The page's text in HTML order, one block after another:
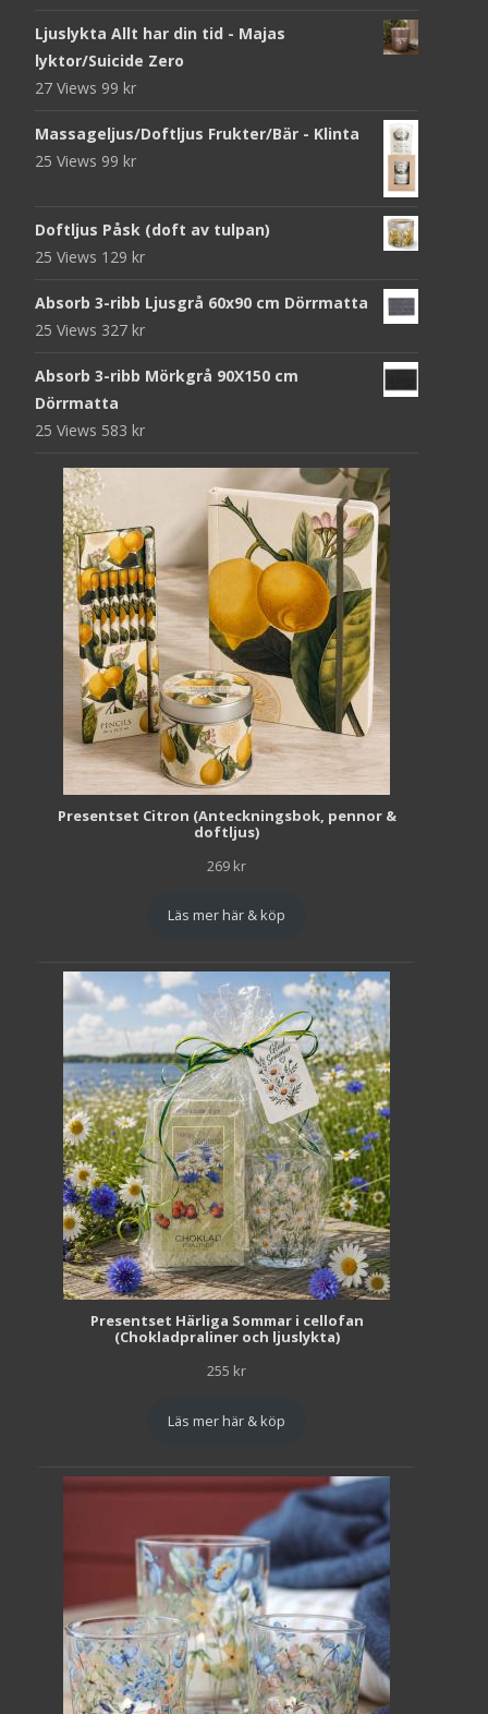
Ljuslykta Allt har din tid - Majas
lyktor/Suicide Zero
27 Views 99 kr
Massageljus/Doftljus Frukter/Bär - Klinta
25 Views 99 kr
Doftljus Påsk (doft av tulpan)
25 Views 129 kr
Absorb 3-ribb Ljusgrå 60x90 cm Dörrmatta
25 Views 327 kr
Absorb 3-ribb Mörkgrå 90X150 cm
Dörrmatta
25 Views 583 kr
Presentset Citron (Anteckningsbok, pennor &
doftljus)
269 kr
Läs mer här & köp
Presentset Härliga Sommar i cellofan
(Chokladpraliner och ljuslykta)
255 kr
Läs mer här & köp